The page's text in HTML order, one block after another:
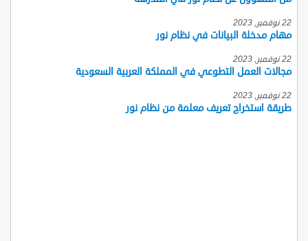
22 نوفمبر, 2023
مهام مدخلة البيانات في نظام نور
22 نوفمبر, 2023
مجالات العمل التطوعي في المملكة العربية السعودية
22 نوفمبر, 2023
طريقة استخراج تعريف معلمة من نظام نور